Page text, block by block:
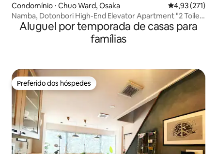
Condomínio ⋅ Chuo Ward, Osaka 4,93 de uma
4,93 (271)
Namba, Dotonbori High-End Elevator Apartment "2 Toilet"
1 min a pé do Subway & Kuromon Market 3 min &
Shinsaibashi 5 min,
Aluguel por temporada de casas para
famílias
Preferido dos hóspedes
Preferido dos hóspedes